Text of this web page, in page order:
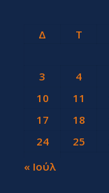
Δ Τ
3
4
10
11
17
18
24
25
31
« Ιούλ